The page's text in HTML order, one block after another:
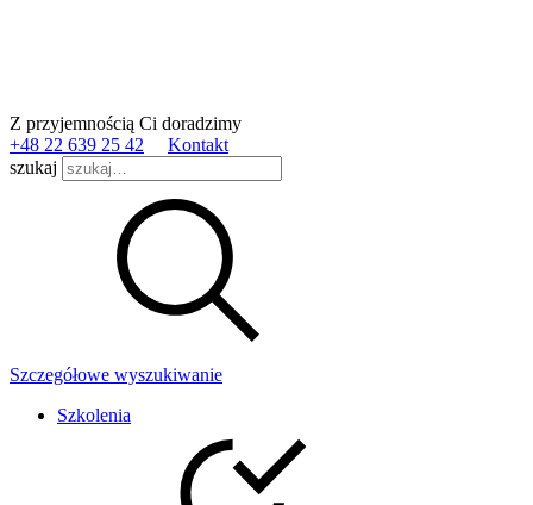
Z przyjemnością Ci doradzimy
+48 22 639 25 42
Kontakt
szukaj
Szczegółowe wyszukiwanie
Szkolenia